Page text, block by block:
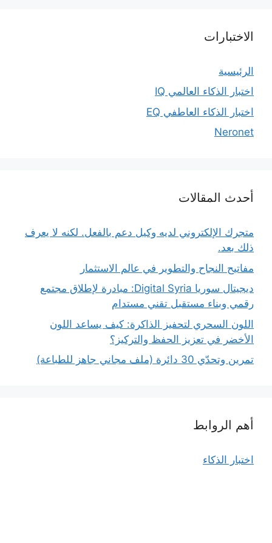
الاختبارات
الرئيسية
اختبار الذكاء العالمي IQ
اختبار الذكاء العاطفي EQ
Neronet
أحدث المقالات
متجرك الإلكتروني لديه وكيل دعم بالفعل. لكنه لا يعرف
ذلك بعد.
مفاتيح النجاح والتطوير في عالم الاستثمار
ديجيتال سوريا Digital Syria: مبادرة لإطلاق مجتمع
رقمي وبناء مستقبل تقني مستدام
اللون السحري لتحفيز الذاكرة: كيف يساعد اللون
الأخضر في تعزيز الحفظ والتركيز؟
تمرين وتحدّي 30 دائرة (ملف مجاني جاهز للطباعة)
أهم الروابط
اختبار الذكاء